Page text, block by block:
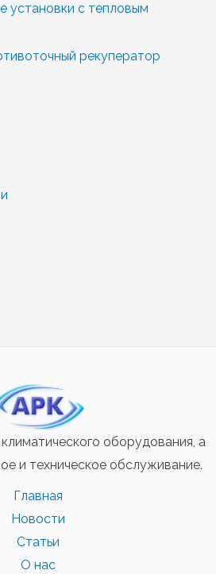
установки с тепловым
рекуператор
оборудования, а
и техническое обслуживание.
Главная
Новости
Статьи
О нас